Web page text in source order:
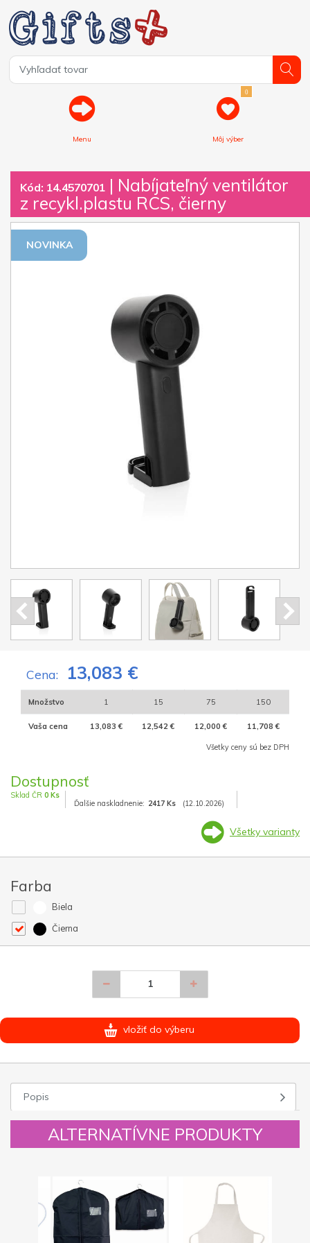
Menu
0
Môj výber
Kód: 14.4570701 | Nabíjateľný ventilátor
z recykl.plastu RCS, čierny
NOVINKA
Cena: 13,083 €
Množstvo 1 15 75 150
Vaša cena 13,083 € 12,542 € 12,000 € 11,708 €
Všetky ceny sú bez DPH
Dostupnosť
Sklad ČR 0 Ks
Ďalšie naskladnenie: 2417 Ks (12.10.2026)
Všetky varianty
Farba
Biela
Čierna
vložiť do výberu
Popis
ALTERNATÍVNE PRODUKTY